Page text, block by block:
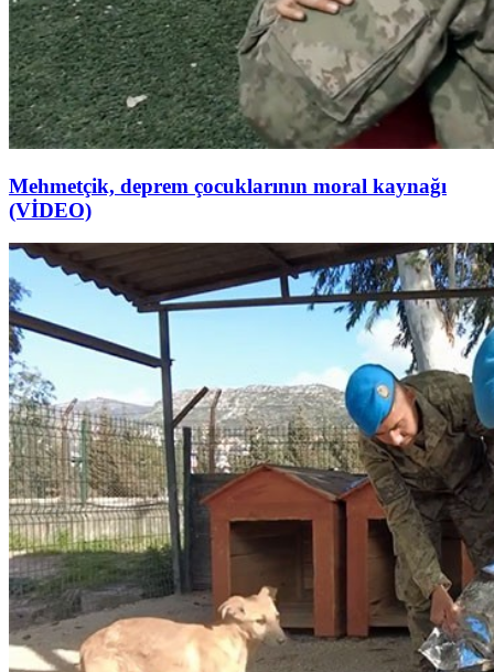
Mehmetçik, deprem çocuklarının moral kaynağı
(VİDEO)